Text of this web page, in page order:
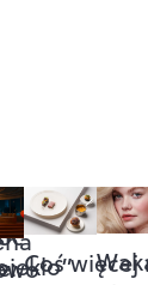
Coś więcej